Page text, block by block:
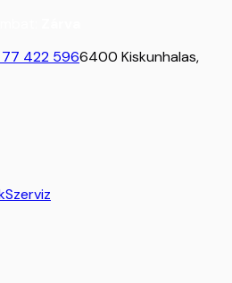
422 5966400 Kiskunhalas,
Szerviz